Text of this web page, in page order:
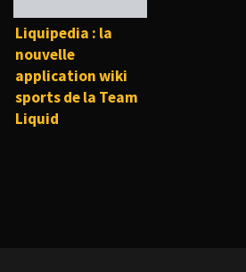
Liquipedia : la
nouvelle
application wiki
sports de la Team
Liquid